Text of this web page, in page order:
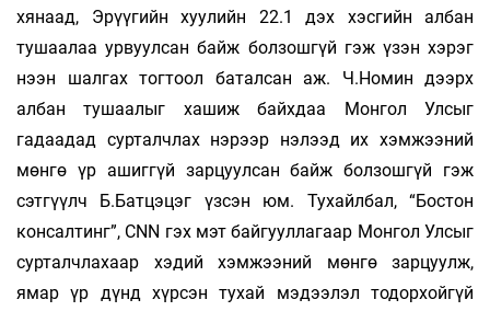
хянаад, Эрүүгийн хуулийн 22.1 дэх хэсгийн албан
тушаалаа урвуулсан байж болзошгүй гэж үзэн хэрэг
нээн шалгах тогтоол баталсан аж. Ч.Номин дээрх
албан тушаалыг хашиж байхдаа Монгол Улсыг
гадаадад сурталчлах нэрээр нэлээд их хэмжээний
мөнгө үр ашиггүй зарцуулсан байж болзошгүй гэж
сэтгүүлч Б.Батцэцэг үзсэн юм. Тухайлбал, “Бостон
консалтинг”, CNN гэх мэт байгууллагаар Монгол Улсыг
сурталчлахаар хэдий хэмжээний мөнгө зарцуулж,
ямар үр дүнд хүрсэн тухай мэдээлэл тодорхойгүй